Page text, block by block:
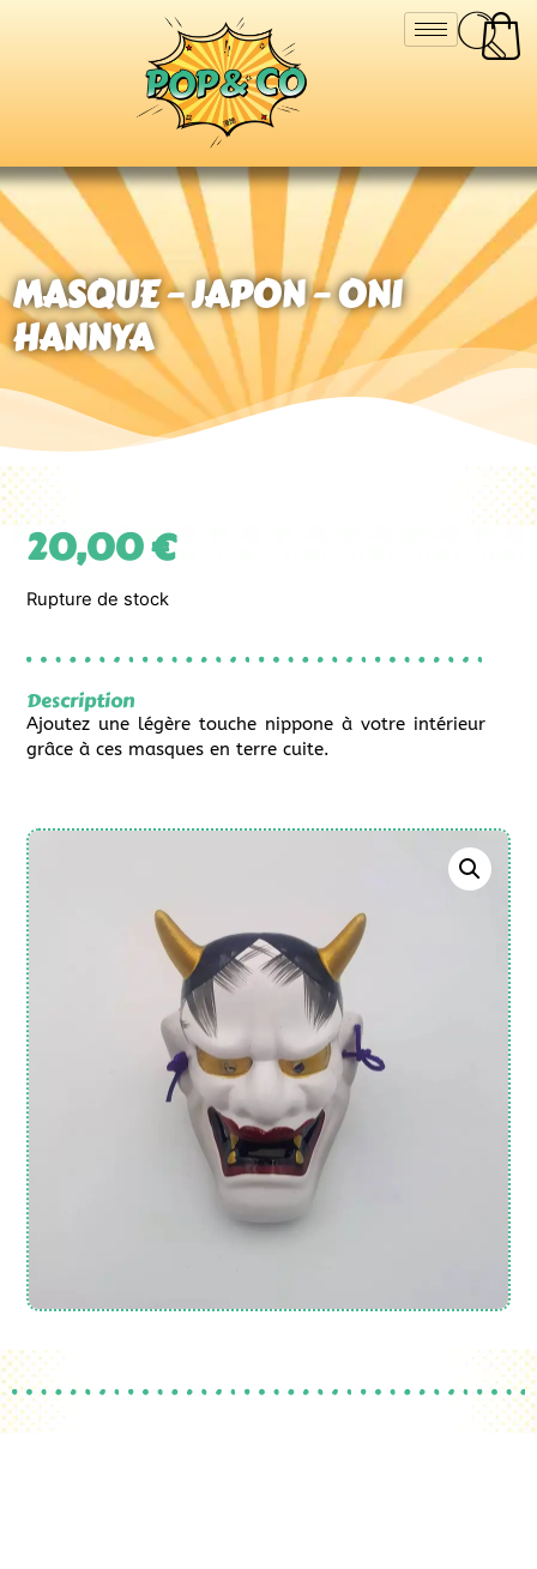
MASQUE – JAPON – ONI
HANNYA
20,00€
Rupture de stock
Description
Ajoutez une légère touche nippone à votre intérieur
grâce à ces masques en terre cuite.